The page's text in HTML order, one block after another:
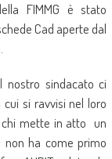
FIMMG è stato
Cad aperte dal
nostro sindacato ci
si ravvisi nel loro
mette in atto un
non ha come primo